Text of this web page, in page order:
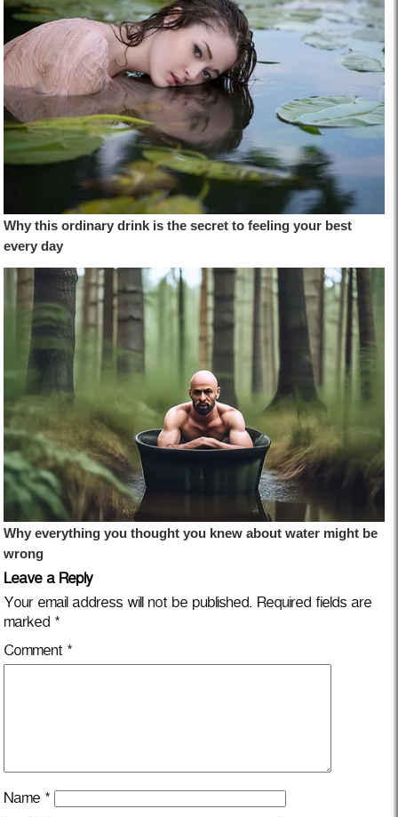
Leave a Reply
Your email address will not be published. Required fields are
marked *
Comment *
Name *